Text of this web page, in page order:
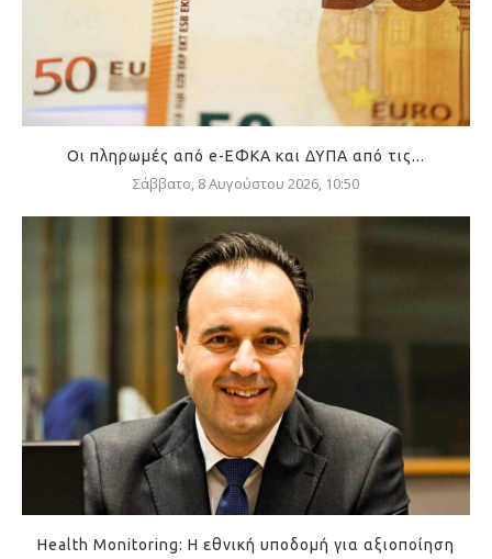
Οι πληρωμές από e-ΕΦΚΑ και ΔΥΠΑ από τις...
Σάββατο, 8 Αυγούστου 2026, 10:50
Health Monitoring: Η εθνική υποδομή για αξιοποίηση